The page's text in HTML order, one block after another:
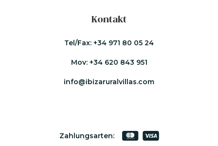
Kontakt
Tel/Fax: +34 971 80 05 24
Mov: +34 620 843 951
info@ibizaruralvillas.com
Zahlungsarten: